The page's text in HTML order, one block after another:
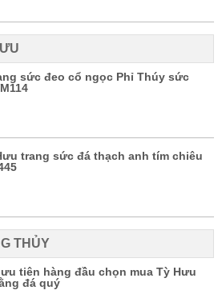
sức đeo cổ ngọc Phỉ Thúy sức
trang sức đá thạch anh tím chiêu
THỦY
tiên hàng đầu chọn mua Tỳ Hưu
đá quý